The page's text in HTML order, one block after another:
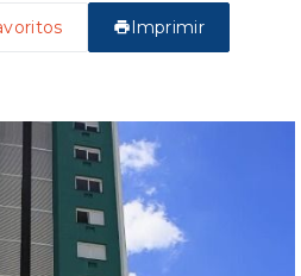
Imprimir